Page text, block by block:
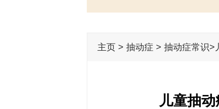
主页 > 抽动症 > 抽动症常识>
儿童抽